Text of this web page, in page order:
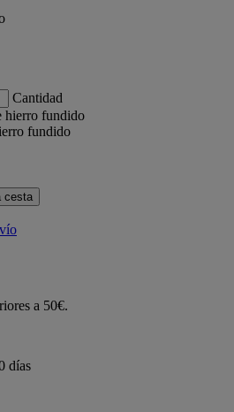
Cantidad
fundido
cesta
a 50€.
días